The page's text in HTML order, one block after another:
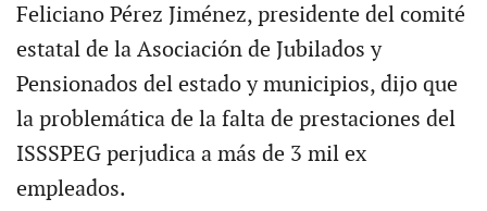
Feliciano Pérez Jiménez, presidente del comité
estatal de la Asociación de Jubilados y
Pensionados del estado y municipios, dijo que
la problemática de la falta de prestaciones del
ISSSPEG perjudica a más de 3 mil ex
empleados.